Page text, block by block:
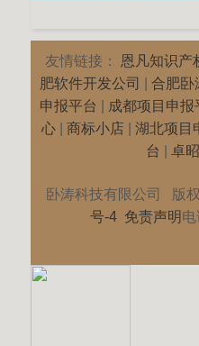
友情链接： 恩凡知识产
肥软件开发公司
合肥卧
申报平台
成都项目申报
心
商标小店 湖北项目
台
卓
卧涛科技有限公司 版
号-4 免责声明